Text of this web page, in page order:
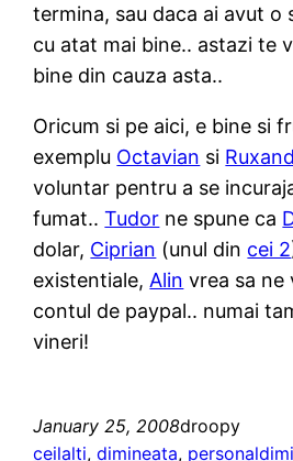
termina, sau daca ai avut o
cu atat mai bine.. astazi te
bine din cauza asta..
Oricum si pe aici, e bine si
exemplu Octavian si
voluntar pentru a se
fumat..Tudor ne spune ca
dolar, Ciprian (unul din cei 2
existentiale, Alin vrea sa ne
contul de paypal.. numai
vineri!
January 25, 2008droopy
ceilalti, dimineata, personal